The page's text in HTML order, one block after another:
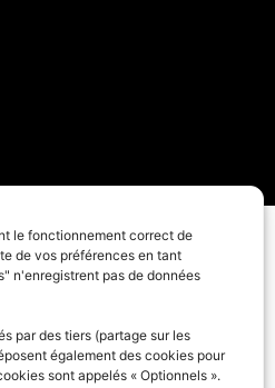
le fonctionnement correct de
de vos préférences en tant
n'enregistrent pas de données
par des tiers (partage sur les
également des cookies pour
sont appelés « Optionnels ».